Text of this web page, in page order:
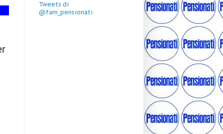
Tweets di
@fam_pensionati